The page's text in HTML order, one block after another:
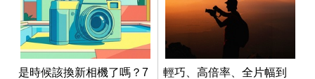
是時候該換新相機了嗎？7 輕巧、高倍率、全片幅到